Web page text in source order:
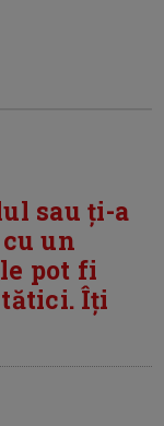
sau ți-a
un
pot fi
Îți